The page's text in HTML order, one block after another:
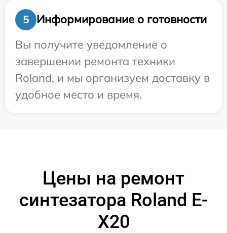
5
Информирование о готовности
Вы получите уведомление о
завершении ремонта техники
Roland, и мы организуем доставку в
удобное место и время.
Цены на ремонт
синтезатора Roland E-
X20